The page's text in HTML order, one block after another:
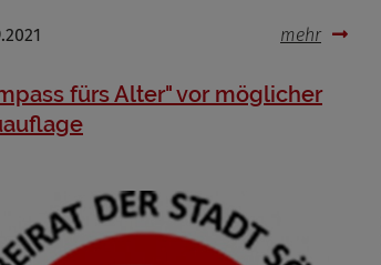
mehr
fürs Alter" vor möglicher
Anbieter
Cookie Name
Cookie Laufzeit